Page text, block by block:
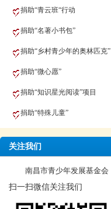
捐助“青云班“行动
捐助“名著小书包”
捐助“乡村青少年的奥林匹克”
捐助“微心愿”
捐助“知识星光阅读”项目
捐助“特殊儿童”
关注我们
南昌市青少年发展基金会
扫一扫微信关注我们